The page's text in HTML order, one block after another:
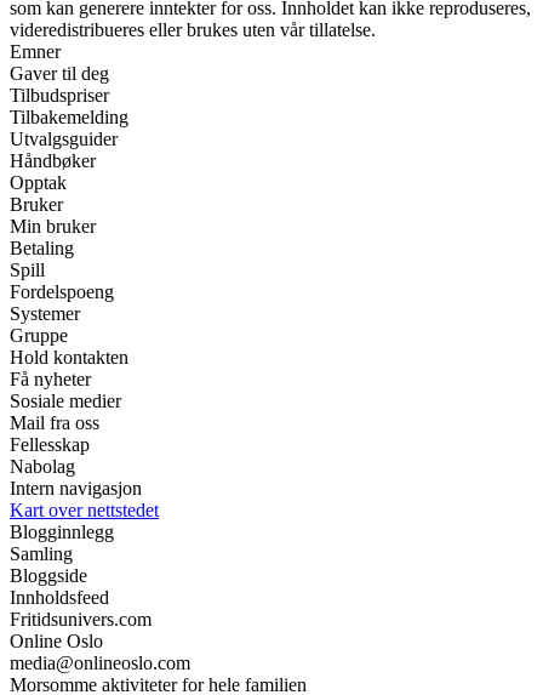
som kan generere inntekter for oss. Innholdet kan ikke reproduseres,
videredistribueres eller brukes uten vår tillatelse.
Emner
Gaver til deg
Tilbudspriser
Tilbakemelding
Utvalgsguider
Håndbøker
Opptak
Bruker
Min bruker
Betaling
Spill
Fordelspoeng
Systemer
Gruppe
Hold kontakten
Få nyheter
Sosiale medier
Mail fra oss
Fellesskap
Nabolag
Intern navigasjon
Kart over nettstedet
Blogginnlegg
Samling
Bloggside
Innholdsfeed
Fritidsunivers.com
Online Oslo
media@onlineoslo.com
Morsomme aktiviteter for hele familien